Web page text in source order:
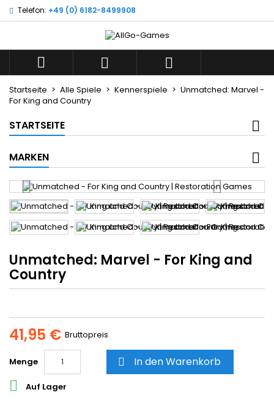
Telefon: +49 (0) 6182-8499908
  
Startseite Alle Spiele Kennerspiele
Unmatched: Marvel -
For King and Country
STARTSEITE
MARKEN
Unmatched: Marvel - For King and
Country
41,95 € Bruttopreis
Menge  In den Warenkorb
 Auf Lager
Wunschliste
Neue Liste
((title))
((label))
Anmelden
Sie müssen angemeldet sein, um Artikel Ihrer Wunschliste
hinzufügen zu können.